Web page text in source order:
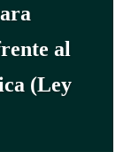
al
(Ley